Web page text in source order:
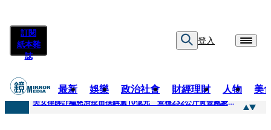
訂閱
紙本雜
誌
登入
最新 娛樂 政治社會 財經理財 人物 美
快訊
美女律師詐騙慈濟疫苗採購逾10億元 查獲232公斤黃金藏豪宅地板下